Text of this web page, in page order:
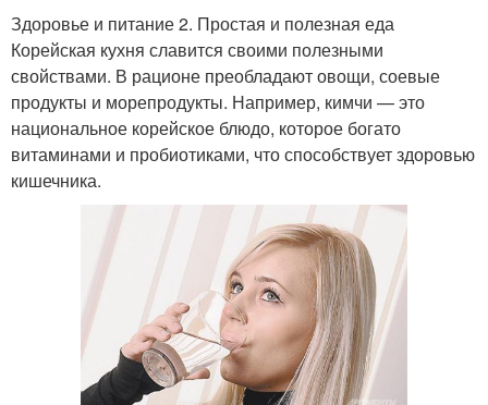
Здоровье и питание 2. Простая и полезная еда
Корейская кухня славится своими полезными
свойствами. В рационе преобладают овощи, соевые
продукты и морепродукты. Например, кимчи — это
национальное корейское блюдо, которое богато
витаминами и пробиотиками, что способствует здоровью
кишечника.